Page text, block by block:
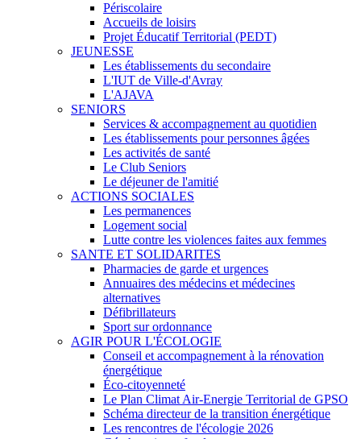
Périscolaire
Accueils de loisirs
Projet Éducatif Territorial (PEDT)
JEUNESSE
Les établissements du secondaire
L'IUT de Ville-d'Avray
L'AJAVA
SENIORS
Services & accompagnement au quotidien
Les établissements pour personnes âgées
Les activités de santé
Le Club Seniors
Le déjeuner de l'amitié
ACTIONS SOCIALES
Les permanences
Logement social
Lutte contre les violences faites aux femmes
SANTE ET SOLIDARITES
Pharmacies de garde et urgences
Annuaires des médecins et médecines
alternatives
Défibrillateurs
Sport sur ordonnance
AGIR POUR L'ÉCOLOGIE
Conseil et accompagnement à la rénovation
énergétique
Éco-citoyenneté
Le Plan Climat Air-Energie Territorial de GPSO
Schéma directeur de la transition énergétique
Les rencontres de l'écologie 2026